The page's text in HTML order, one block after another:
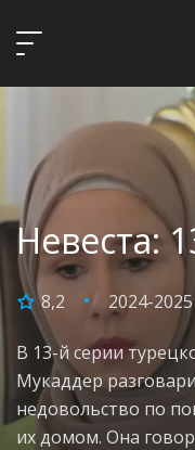
Невеста:
8,2 2024-2025
В 13-й серии
Мукаддер
недовольство по
их домом. Она